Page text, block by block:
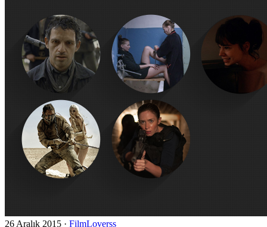
26 Aralık 2015 · FilmLoverss